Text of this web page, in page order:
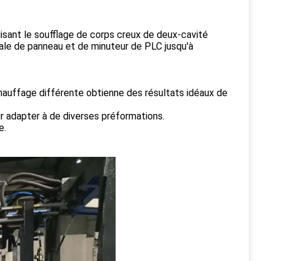
le soufflage de corps creux de deux-cavité
de panneau et de minuteur de PLC jusqu'à
différente obtienne des résultats idéaux de
adapter à de diverses préformations.